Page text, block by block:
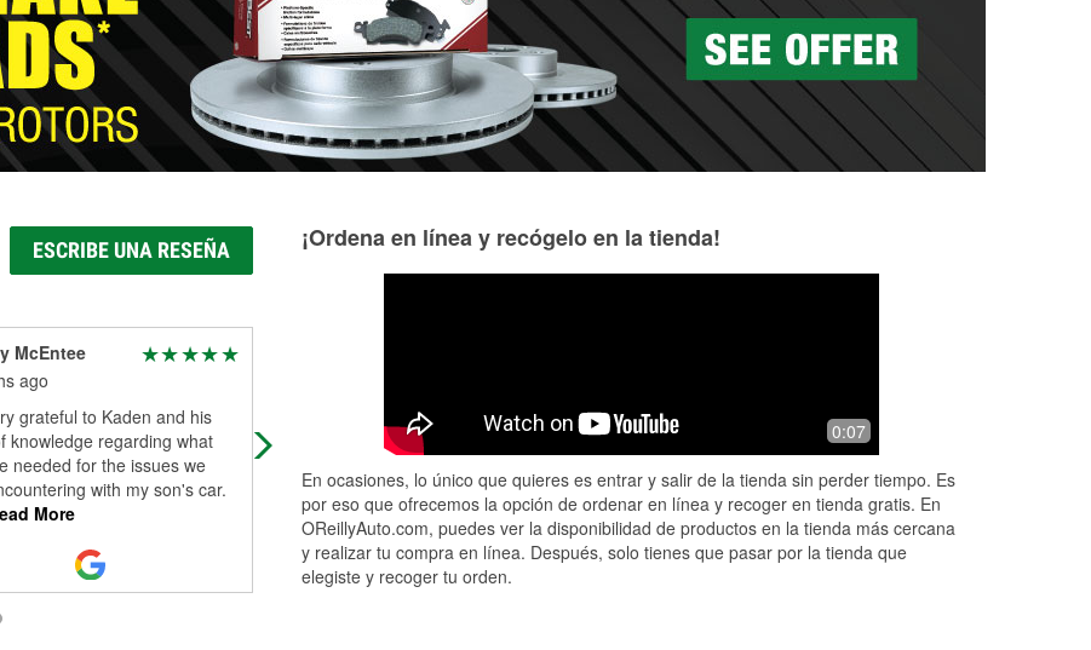
ESCRIBE UNA RESEÑA
McEntee
ago
grateful to Kaden and his
knowledge regarding what
needed for the issues we
with my son's car.
More
I went to O'Reilly's to initially test my
car battery. And unbeknownst to me it
starter as well. Miranda an...Read
More
Auto parts
¡Ordena en línea y recógelo en la tienda!
0:07
En ocasiones, lo único que quieres es entrar y salir de la tienda sin perder tiempo. Es
por eso que ofrecemos la opción de ordenar en línea y recoger en tienda gratis. En
OReillyAuto.com, puedes ver la disponibilidad de productos en la tienda más cercana
y realizar tu compra en línea. Después, solo tienes que pasar por la tienda que
elegiste y recoger tu orden.